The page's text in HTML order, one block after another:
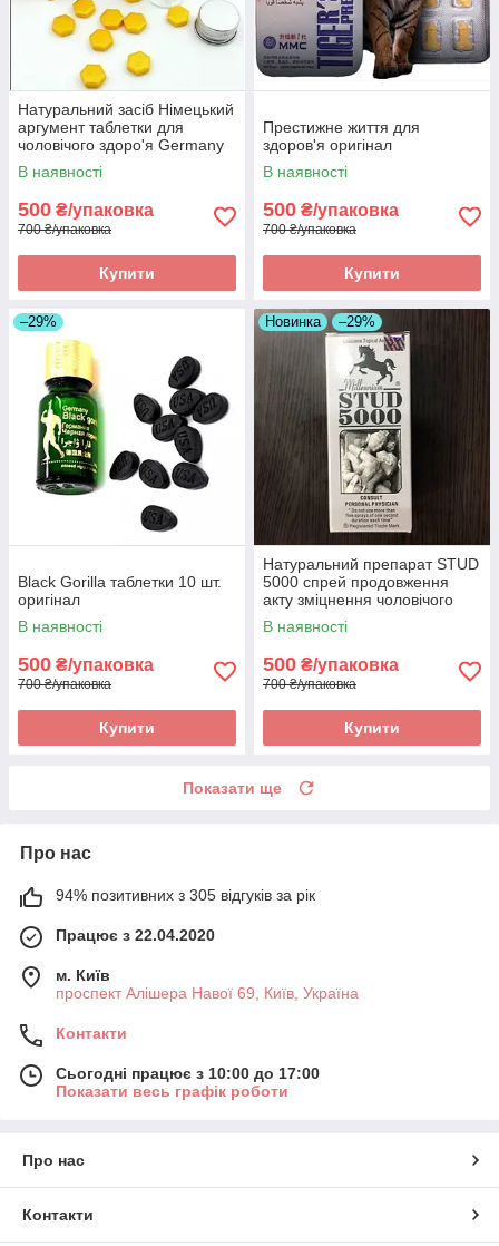
Натуральний засіб Німецький
аргумент таблетки для
чоловічого здоро'я Germany
must state оригінал
В наявності
500 ₴/упаковка
700 ₴/упаковка
Купити
Престижне життя для
здоров'я оригінал
В наявності
500 ₴/упаковка
700 ₴/упаковка
Купити
–29%
Black Gorilla таблетки 10 шт.
оригінал
В наявності
500 ₴/упаковка
700 ₴/упаковка
Купити
Новинка –29%
Натуральний препарат STUD
5000 спрей продовження
акту зміцнення чоловічого
здоров'я 2 оригінал
В наявності
500 ₴/упаковка
700 ₴/упаковка
Купити
Показати ще
Про нас
94% позитивних з 305 відгуків за рік
Працює з 22.04.2020
м. Київ
проспект Алішера Навої 69, Київ, Україна
Контакти
Сьогодні працює з 10:00 до 17:00
Показати весь графік роботи
Про нас
Контакти